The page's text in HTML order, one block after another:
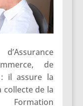
de
: il assure la
collecte de la